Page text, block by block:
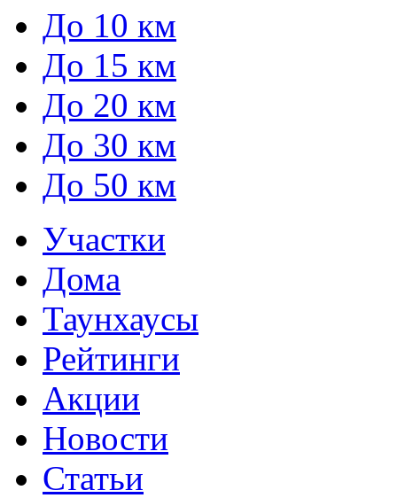
До 10 км
До 15 км
До 20 км
До 30 км
До 50 км
Участки
Дома
Таунхаусы
Рейтинги
Акции
Новости
Статьи